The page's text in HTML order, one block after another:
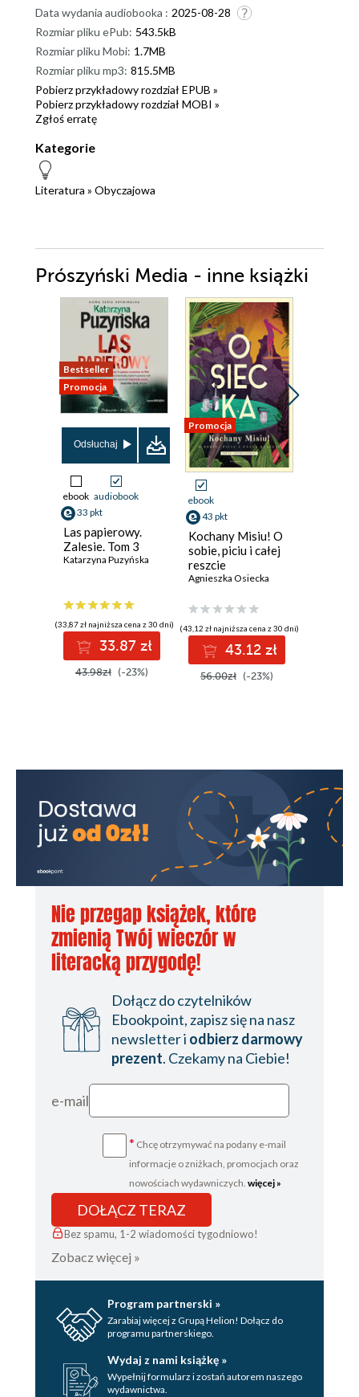
Data wydania audiobooka : 2025-08-28
Rozmiar pliku ePub: 543.5kB
Rozmiar pliku Mobi: 1.7MB
Rozmiar pliku mp3: 815.5MB
Pobierz przykładowy rozdział EPUB »
Pobierz przykładowy rozdział MOBI »
Zgłoś erratę
Kategorie
Literatura » Obyczajowa
Prószyński Media - inne książki
Bestseller
Promocja
Odsłuchaj
ebook audiobook
33 pkt
Las papierowy.
Zalesie. Tom 3
Katarzyna Puzyńska
(33,87 zł najniższa cena z 30 dni)
33.87 zł
43.98zł (-23%)
Promocja
ebook
43 pkt
Kochany Misiu! O
sobie, piciu i całej
reszcie
Agnieszka Osiecka
(43,12 zł najniższa cena z 30 dni)
43.12 zł
56.00zł (-23%)
Nie przegap książek, które
zmienią Twój wieczór w
literacką przygodę!
Dołącz do czytelników
Ebookpoint, zapisz się na nasz
newsletter i odbierz darmowy
prezent. Czekamy na Ciebie!
e-mail
* Chcę otrzymywać na podany e-mail
informacje o zniżkach, promocjach oraz
nowościach wydawniczych. więcej »
DOŁĄCZ TERAZ
Bez spamu, 1-2 wiadomości tygodniowo!
Zobacz więcej »
Program partnerski »
Zarabiaj więcej z Grupą Helion! Dołącz do
programu partnerskiego.
Wydaj z nami książkę »
Wypełnij formularz i zostań autorem naszego
wydawnictwa.